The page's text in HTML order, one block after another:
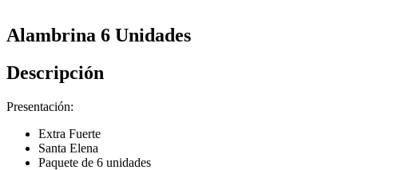
Alambrina 6 Unidades
Descripción
Presentación:
Extra Fuerte
Santa Elena
Paquete de 6 unidades